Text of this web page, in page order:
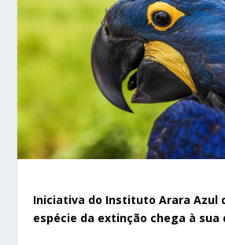
Iniciativa do Instituto Arara Azul
espécie da extinção chega à sua